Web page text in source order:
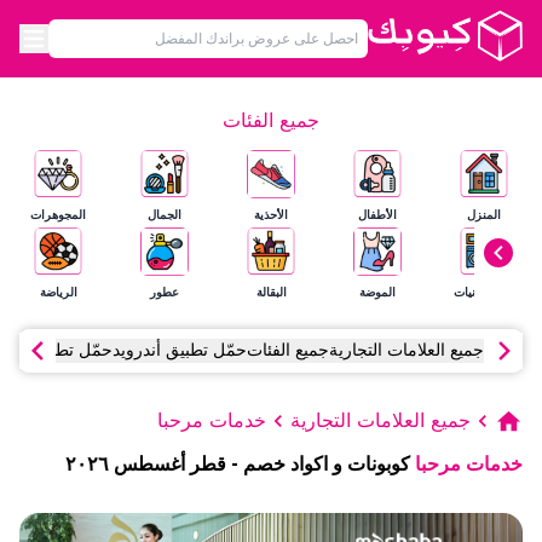
جميع الفئات
المنزل
الإلكترونيات
الأطفال
الموضة
الأحذية
البقالة
الجمال
عطور
المجوهرات
الرياضة
جميع العلامات التجاريةجميع الفئاتحمّل تطبيق أندرويدحمّل تطبيق آي
جميع العلامات التجارية خدمات مرحبا
خدمات مرحبا كوبونات و اكواد خصم - قطر أغسطس ٢٠٢٦